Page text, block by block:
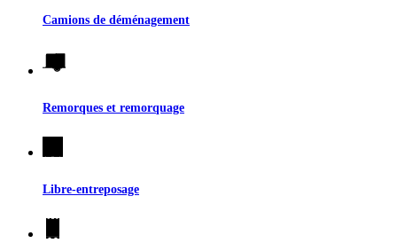
Camions de déménagement
Remorques et remorquage
Libre-entreposage